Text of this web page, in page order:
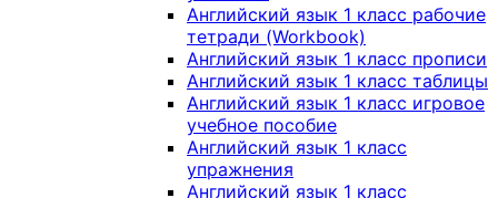
Английский язык 1 класс рабочие
тетради (Workbook)
Английский язык 1 класс прописи
Английский язык 1 класс таблицы
Английский язык 1 класс игровое
учебное пособие
Английский язык 1 класс
упражнения
Английский язык 1 класс